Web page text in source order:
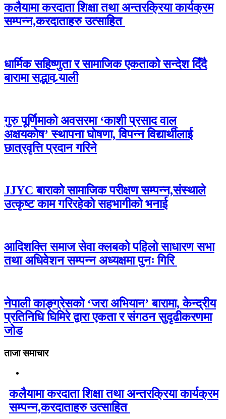
कलैयामा करदाता शिक्षा तथा अन्तरक्रिया कार्यक्रम
सम्पन्न,करदाताहरु उत्साहित
धार्मिक सहिष्णुता र सामाजिक एकताको सन्देश दिँदै
बारामा सद्भाव र्‍याली
गुरु पूर्णिमाको अवसरमा ‘काशी प्रसाद वाल
अक्षयकोष’ स्थापना घोषणा, विपन्न विद्यार्थीलाई
छात्रवृत्ति प्रदान गरिने
JJYC बाराको सामाजिक परीक्षण सम्पन्न,संस्थाले
उत्कृष्ट काम गरिरहेको सहभागीको भनाई
आदिशक्ति समाज सेवा क्लबको पहिलो साधारण सभा
तथा अधिवेशन सम्पन्न अध्यक्षमा पुनः गिरि
नेपाली काङ्ग्रेसको ‘जरा अभियान’ बारामा, केन्द्रीय
प्रतिनिधि घिमिरे द्वारा एकता र संगठन सुदृढीकरणमा
जोड
ताजा समाचार
कलैयामा करदाता शिक्षा तथा अन्तरक्रिया कार्यक्रम
सम्पन्न,करदाताहरु उत्साहित